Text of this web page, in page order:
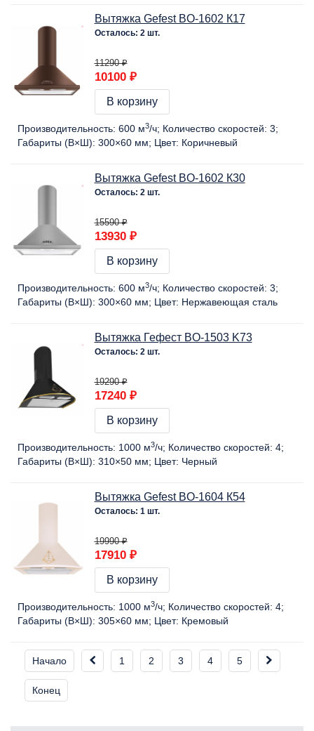
Вытяжка Gefest BO-1602 К17
Осталось: 2 шт.
11290 ₽
10100 ₽
В корзину
Производительность: 600 м3/ч Количество скоростей: 3
Габариты (В×Ш): 300×60 мм Цвет: Коричневый
Вытяжка Gefest BO-1602 К30
Осталось: 2 шт.
15590 ₽
13930 ₽
В корзину
Производительность: 600 м3/ч Количество скоростей: 3
Габариты (В×Ш): 300×60 мм Цвет: Нержавеющая сталь
Вытяжка Гефест BO-1503 K73
Осталось: 2 шт.
19290 ₽
17240 ₽
В корзину
Производительность: 1000 м3/ч Количество скоростей: 4
Габариты (В×Ш): 310×50 мм Цвет: Черный
Вытяжка Gefest BO-1604 К54
Осталось: 1 шт.
19990 ₽
17910 ₽
В корзину
Производительность: 1000 м3/ч Количество скоростей: 4
Габариты (В×Ш): 305×60 мм Цвет: Кремовый
Начало 1 2 3 4 5
Конец